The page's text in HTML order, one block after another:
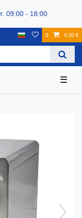
09:00 - 18:00
0 0,00 €
☰